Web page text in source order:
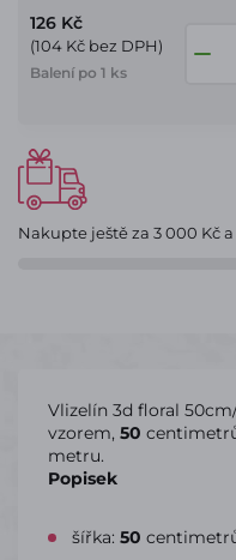
126 Kč
(104 Kč bez DPH)
Balení po 1 ks
Nakupte ještě za 3 000 Kč
Vlizelín 3d floral
vzorem, 50
metru.
Popisek
šířka: 50